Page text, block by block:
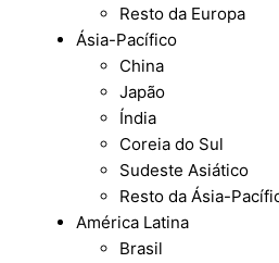
Resto da Europa
Ásia-Pacífico
China
Japão
Índia
Coreia do Sul
Sudeste Asiático
Resto da Ásia-
América Latina
Brasil